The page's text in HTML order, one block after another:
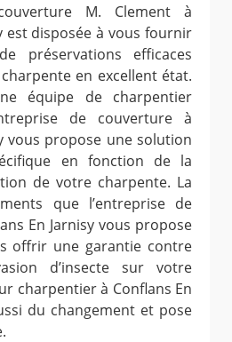
M. Clement à
est disposée à vous fournir
préservations efficaces
en excellent état.
équipe de charpentier
de couverture à
vous propose une solution
en fonction de la
de votre charpente. La
que l’entreprise de
En Jarnisy vous propose
offrir une garantie contre
d’insecte sur votre
charpentier à Conflans En
du changement et pose